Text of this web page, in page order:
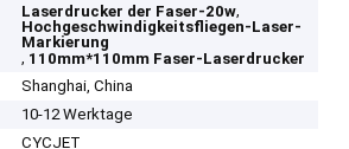
Laserdrucker der Faser-20w,
Hochgeschwindigkeitsfliegen-Laser-
Markierung
, 110mm*110mm Faser-Laserdrucker
Shanghai, China
10-12 Werktage
CYCJET